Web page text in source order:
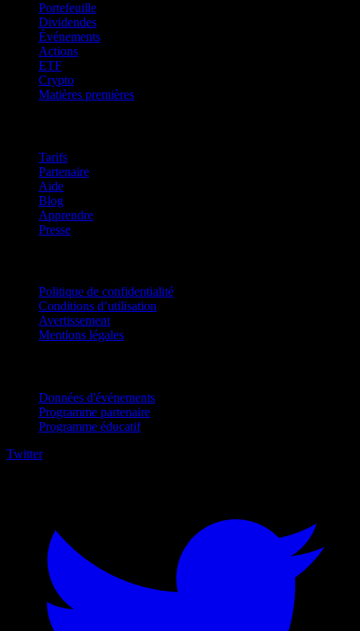
Portefeuille
Dividendes
Événements
Actions
ETF
Crypto
Matières premières
Tarifs
Partenaire
Aide
Blog
Apprendre
Presse
Politique de confidentialité
Conditions d’utilisation
Avertissement
Mentions légales
Données d'événements
Programme partenaire
Programme éducatif
Twitter